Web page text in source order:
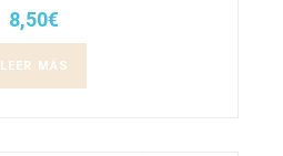
8,50€
LEER MÁS